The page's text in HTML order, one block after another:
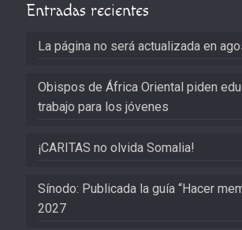
Entradas recientes
La página no será actualizada en
Obispos de África Oriental piden
trabajo para los jóvenes
¡CARITAS no olvida Somalia!
Sínodo: Publicada la guía “Hacer
2027